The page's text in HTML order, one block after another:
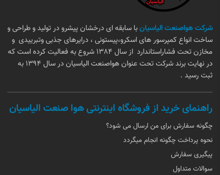
شرکت هواصنعت الیاسیانبا سابقه ای درخشان پیشرو در تولید و طراحی و
ساخت انواع کمپرسور هاى اسكرو،پيستونى ، درایرهاى جذبى وتبرييدى و
مخازن تحت فشاراستاندارد از سال 1384 شروع به فعالیت کرده است که
در نهایت برند شرکت تحت عنوان هواصنعت الیاسیان در سال 1394 به
ثبت رسید .
راهنمای خرید از فروشگاه اینترنتی هوا صنعت الیاسیان
چگونه سفارش برای من ارسال می شود؟
نحوه پرداخت چگونه انجام میگردد
پیگیری سفارش
سوالات متداول